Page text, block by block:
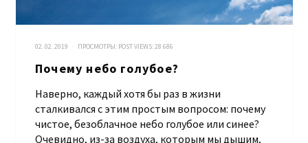
02. 02. 2019 · ПРОСМОТРЫ: POST VIEWS:28 686
Почему небо голубое?
Наверно, каждый хотя бы раз в жизни
сталкивался с этим простым вопросом: почему
чистое, безоблачное небо голубое или синее?
Очевидно, из-за воздуха, которым мы дышим,